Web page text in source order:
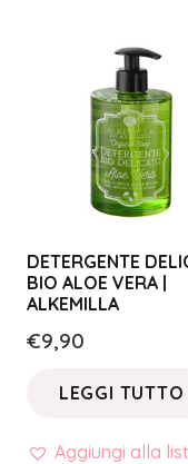
DETERGENTE
BIO ALOE VERA |
ALKEMILLA
€9,90
LEGGI TUTTO
Aggiungi alla